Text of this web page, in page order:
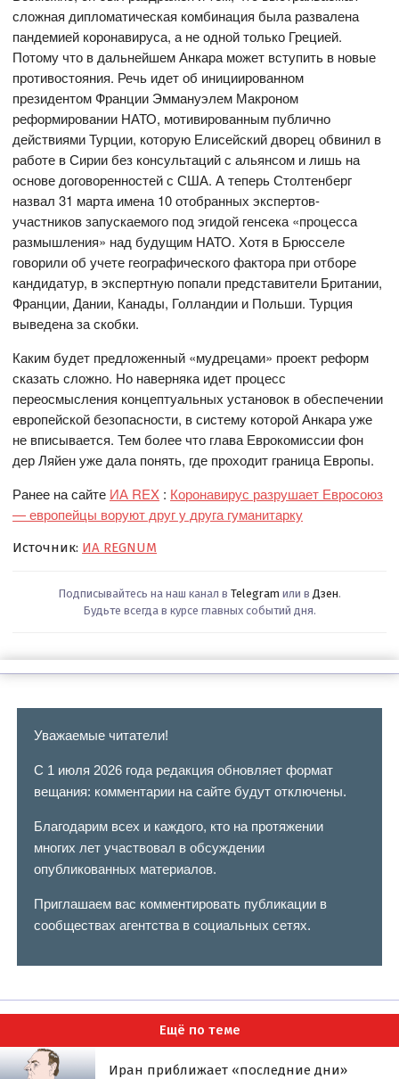
сложная дипломатическая комбинация была развалена
пандемией коронавируса, а не одной только Грецией.
Потому что в дальнейшем Анкара может вступить в новые
противостояния. Речь идет об инициированном
президентом Франции Эммануэлем Макроном
реформировании НАТО, мотивированным публично
действиями Турции, которую Елисейский дворец обвинил в
работе в Сирии без консультаций с альянсом и лишь на
основе договоренностей с США. А теперь Столтенберг
назвал 31 марта имена 10 отобранных экспертов-
участников запускаемого под эгидой генсека «процесса
размышления» над будущим НАТО. Хотя в Брюсселе
говорили об учете географического фактора при отборе
кандидатур, в экспертную попали представители Британии,
Франции, Дании, Канады, Голландии и Польши. Турция
выведена за скобки.
Каким будет предложенный «мудрецами» проект реформ
сказать сложно. Но наверняка идет процесс
переосмысления концептуальных установок в обеспечении
европейской безопасности, в систему которой Анкара уже
не вписывается. Тем более что глава Еврокомиссии фон
дер Ляйен уже дала понять, где проходит граница Европы.
Ранее на сайте ИА REX : Коронавирус разрушает Евросоюз
— европейцы воруют друг у друга гуманитарку
Источник: ИА REGNUM
Подписывайтесь на наш канал в Telegram или в Дзен.
Будьте всегда в курсе главных событий дня.
Уважаемые читатели!
С 1 июля 2026 года редакция обновляет формат
вещания: комментарии на сайте будут отключены.
Благодарим всех и каждого, кто на протяжении
многих лет участвовал в обсуждении
опубликованных материалов.
Приглашаем вас комментировать публикации в
сообществах агентства в социальных сетях.
Ещё по теме
Иран приближает «последние дни»